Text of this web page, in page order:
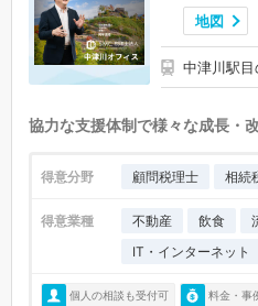
地図
中津川駅
協力な支援体制で様々な成長・
得意分野 顧問税理士 相続
得意業種 不動産 飲食
IT・インターネット
個人の相談も受付可 料金・事